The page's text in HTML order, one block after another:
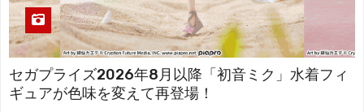
セガプライズ2026年8月以降「初音ミク」水着フィ
ギュアが色味を変えて再登場！